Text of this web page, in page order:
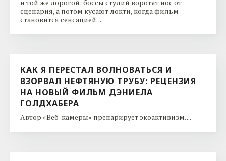
и той же дорогой: боссы студий воротят нос от
сценария, а потом кусают локти, когда фильм
становится сенсацией. ...
КАК Я ПЕРЕСТАЛ ВОЛНОВАТЬСЯ И
ВЗОРВАЛ НЕФТЯНУЮ ТРУБУ: РЕЦЕНЗИЯ
НА НОВЫЙ ФИЛЬМ ДЭНИЕЛА
ГОЛДХАБЕРА
Автор «Веб-камеры» препарирует экоактивизм. ...